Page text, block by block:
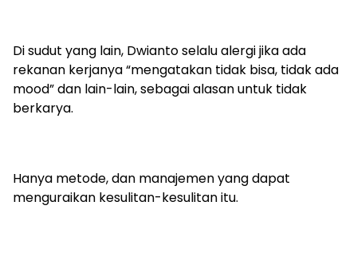
Di sudut yang lain, Dwianto selalu alergi jika ada
rekanan kerjanya “mengatakan tidak bisa, tidak ada
mood” dan lain-lain, sebagai alasan untuk tidak
berkarya.
Hanya metode, dan manajemen yang dapat
menguraikan kesulitan-kesulitan itu.